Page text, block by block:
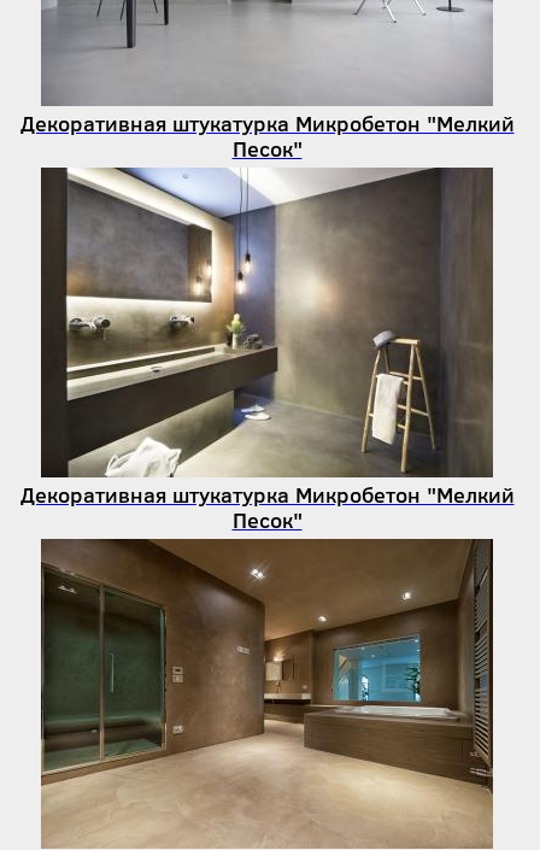
Декоративная штукатурка Микробетон "Мелкий
Песок"
Декоративная штукатурка Микробетон "Мелкий
Песок"